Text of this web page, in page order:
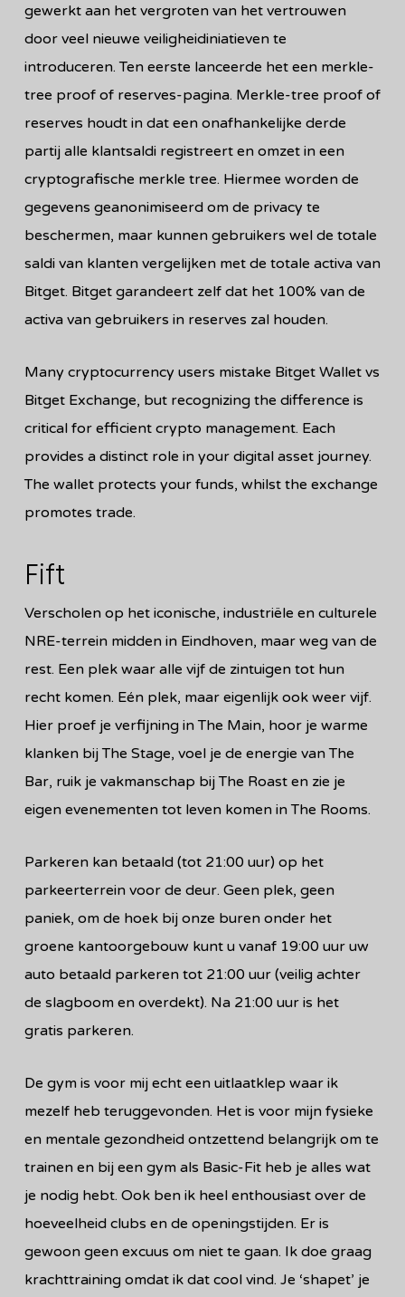
gewerkt aan het vergroten van het vertrouwen
door veel nieuwe veiligheidiniatieven te
introduceren. Ten eerste lanceerde het een merkle-
tree proof of reserves-pagina. Merkle-tree proof of
reserves houdt in dat een onafhankelijke derde
partij alle klantsaldi registreert en omzet in een
cryptografische merkle tree. Hiermee worden de
gegevens geanonimiseerd om de privacy te
beschermen, maar kunnen gebruikers wel de totale
saldi van klanten vergelijken met de totale activa van
Bitget. Bitget garandeert zelf dat het 100% van de
activa van gebruikers in reserves zal houden.
Many cryptocurrency users mistake Bitget Wallet vs
Bitget Exchange, but recognizing the difference is
critical for efficient crypto management. Each
provides a distinct role in your digital asset journey.
The wallet protects your funds, whilst the exchange
promotes trade.
Fift
Verscholen op het iconische, industriële en culturele
NRE-terrein midden in Eindhoven, maar weg van de
rest. Een plek waar alle vijf de zintuigen tot hun
recht komen. Eén plek, maar eigenlijk ook weer vijf.
Hier proef je verfijning in The Main, hoor je warme
klanken bij The Stage, voel je de energie van The
Bar, ruik je vakmanschap bij The Roast en zie je
eigen evenementen tot leven komen in The Rooms.
Parkeren kan betaald (tot 21:00 uur) op het
parkeerterrein voor de deur. Geen plek, geen
paniek, om de hoek bij onze buren onder het
groene kantoorgebouw kunt u vanaf 19:00 uur uw
auto betaald parkeren tot 21:00 uur (veilig achter
de slagboom en overdekt). Na 21:00 uur is het
gratis parkeren.
De gym is voor mij echt een uitlaatklep waar ik
mezelf heb teruggevonden. Het is voor mijn fysieke
en mentale gezondheid ontzettend belangrijk om te
trainen en bij een gym als Basic-Fit heb je alles wat
je nodig hebt. Ook ben ik heel enthousiast over de
hoeveelheid clubs en de openingstijden. Er is
gewoon geen excuus om niet te gaan. Ik doe graag
krachttraining omdat ik dat cool vind. Je ‘shapet’ je